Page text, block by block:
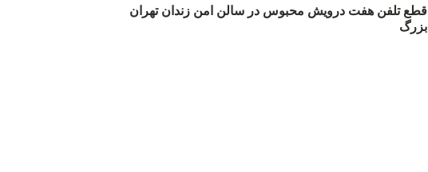
قطع تلفن هفت درویش محبوس در سالن امن زندان تهران
بزرگ